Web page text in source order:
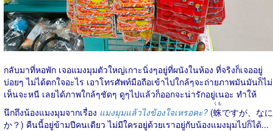
กลับมาที่หอพัก เจอแมงมุมตัวใหญ่เกาะนิ่งๆอยู่ที่ผนังในห้อง ที่จริงก็เจออยู่
บ่อยๆ ไม่ได้ตกใจอะไร เอาโทรศัพท์มือถือเข้าไปใกล้ๆจะถ่ายภาพมันมันก็ไม่
เห็นจะหนี เลยได้ภาพใกล้ๆชัดๆ ดูๆไปแล้วก็ออกจะน่ารักอยู่เนอะ ทำให้
นึกถึงน้องแมงมุมจากเรื่อง แมงมุมแล้วไงข้องใจเหรอคะ? (蛛
くも
ですが、なに
か？) คืนนี้อยู่ข้ามปีคนเดียว ไม่มีใครอยู่ด้วยเราอยู่กับน้องแมงมุมไปก็ได้...